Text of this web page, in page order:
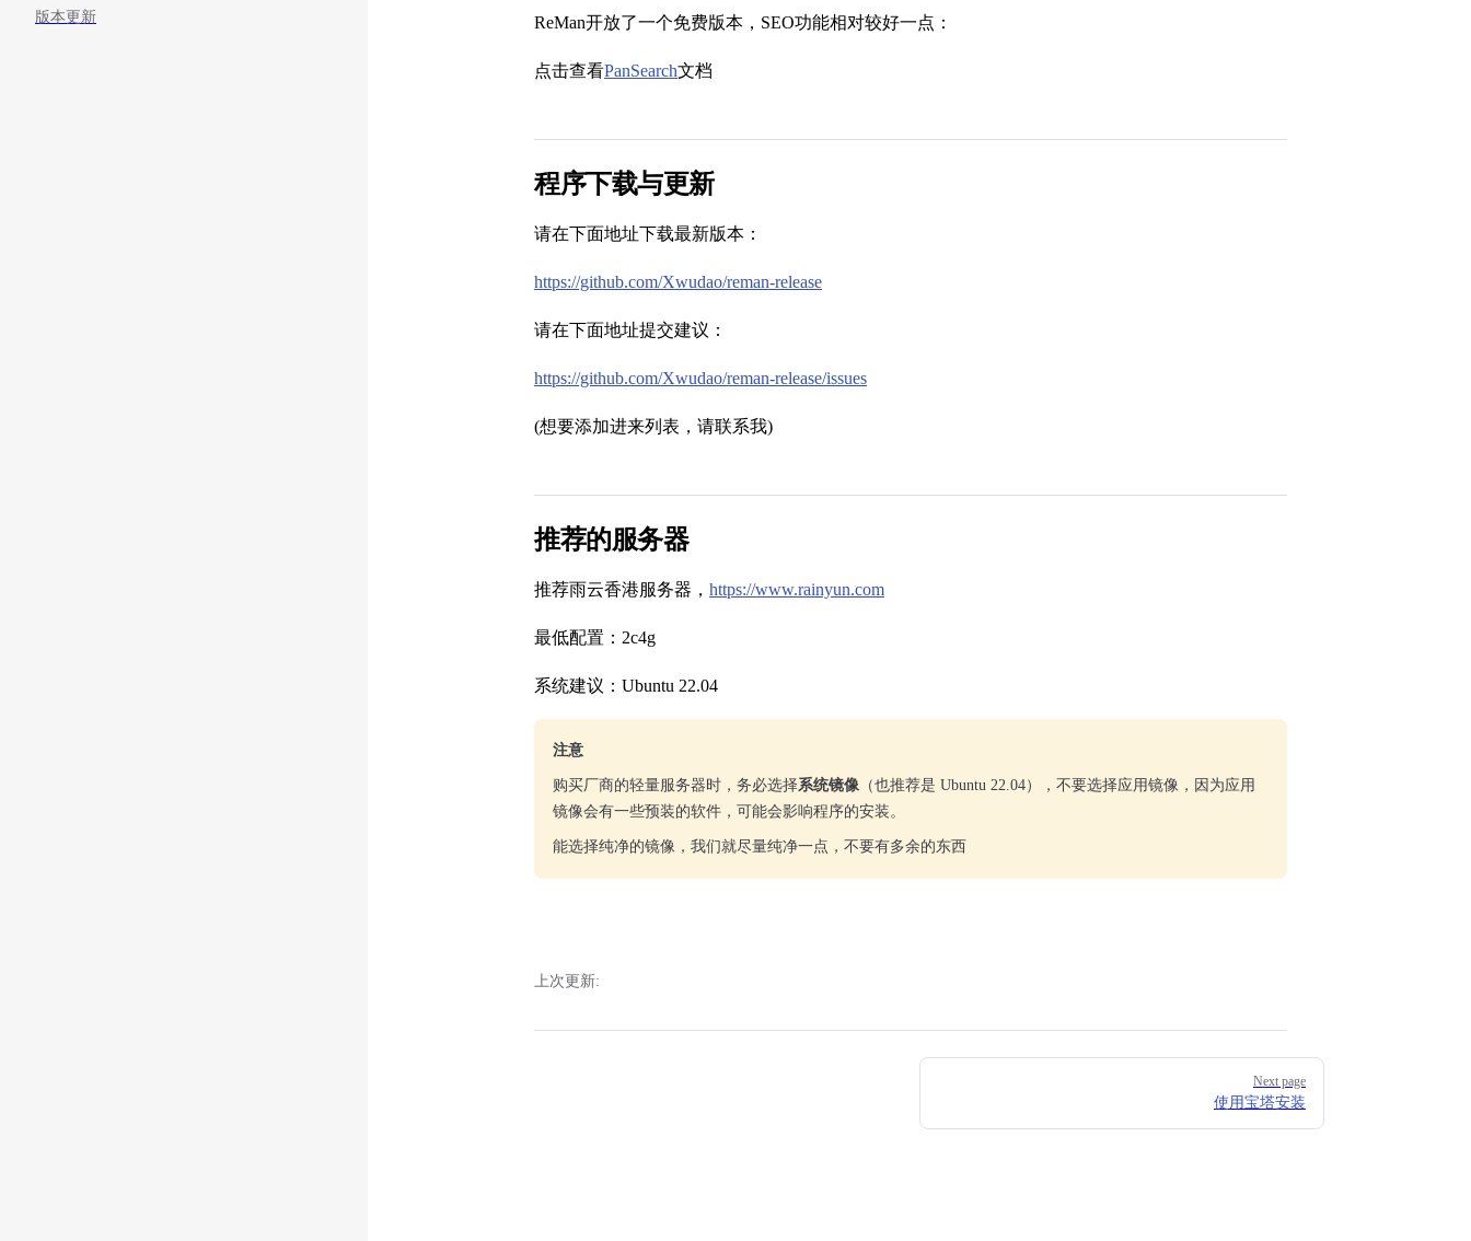
版本更新 ReMan开放了一个免费版本，SEO功能相对较好一点：
点击查看PanSearch文档
程序下载与更新
请在下面地址下载最新版本：
https://github.com/Xwudao/reman-release
请在下面地址提交建议：
https://github.com/Xwudao/reman-release/issues
(想要添加进来列表，请联系我)
推荐的服务器
推荐雨云香港服务器， https://www.rainyun.com
最低配置：2c4g
系统建议：Ubuntu 22.04
注意
购买厂商的轻量服务器时，务必选择系统镜像 （也推荐是 Ubuntu 22.04），不要选择应用镜像，因为应用
镜像会有一些预装的软件，可能会影响程序的安装。
能选择纯净的镜像，我们就尽量纯净一点，不要有多余的东西
上次更新:
Next page
使用宝塔安装